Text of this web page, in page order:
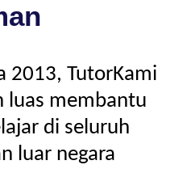
2013, TutorKami
luas membantu
di seluruh
luar negara